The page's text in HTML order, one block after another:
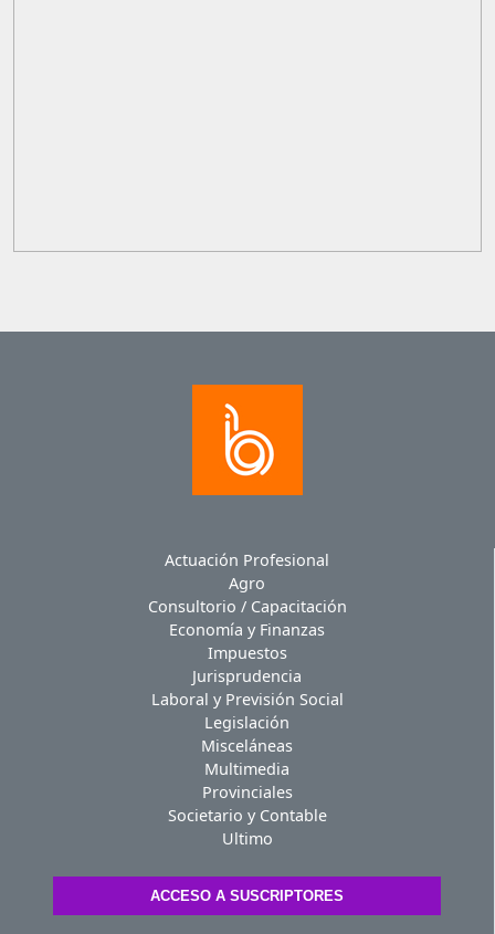
Actuación Profesional
Agro
Consultorio / Capacitación
Economía y Finanzas
Impuestos
Jurisprudencia
Laboral y Previsión Social
Legislación
Misceláneas
Multimedia
Provinciales
Societario y Contable
Ultimo
ACCESO A SUSCRIPTORES